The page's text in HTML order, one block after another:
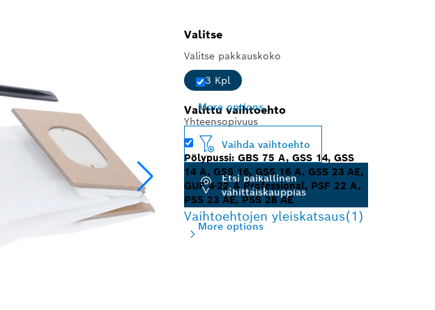
Valitse
Valitse pakkauskoko
3 Kpl
More options
Yhteensopivuus
Pölypussi: GBS 75 A, GSS 14, GSS
14 A, GSS 16, GSS 16 A, GSS 23 AE,
GUF 4-22 A Professional, PSF 22 A,
PSS 23 AE, PSS 28 AE
More options
Valittu vaihtoehto
Vaihda vaihtoehto
Etsi paikallinen
vähittäiskauppias
Vaihtoehtojen yleiskatsaus(1)